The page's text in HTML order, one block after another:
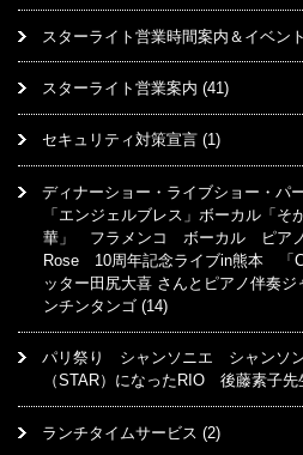
スターライト営業時間案内＆イベン
スターライト営業案内 (41)
セキュリティ対策宣言 (1)
ディナーショー・ライブショー・パ
「エンジェルブレス」ボーカル「そ
華」 フラメンコ ボーカル ピ
Rose 10周年記念ライブin熊本 「
ッター田尻大喜 さんとピアノ伴奏
ンチンタンゴ (14)
パリ祭り シャンソニエ シャン
（STAR）になったRIO 後藤素
ランチタイムサービス (2)